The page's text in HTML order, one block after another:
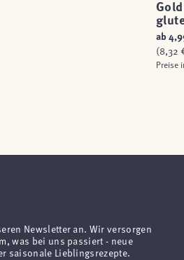
ab
(8,32
Preise
Newsletter an. Wir versorgen
was bei uns passiert - neue
saisonale Lieblingsrezepte.